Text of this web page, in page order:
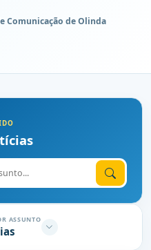
Comunicação de Olinda
ASSUNTO